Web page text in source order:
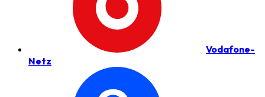
Vodafone-
Netz